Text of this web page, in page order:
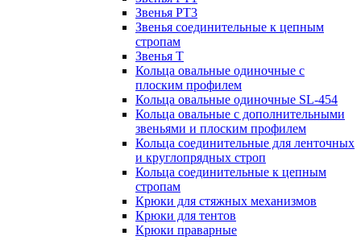
Звенья РТ3
Звенья соединительные к цепным
стропам
Звенья Т
Кольца овальные одиночные c
плоским профилем
Кольца овальные одиночные SL-454
Кольца овальные с дополнительными
звеньями и плоским профилем
Кольца соединительные для ленточных
и круглопрядных строп
Кольца соединительные к цепным
стропам
Крюки для стяжных механизмов
Крюки для тентов
Крюки праварные